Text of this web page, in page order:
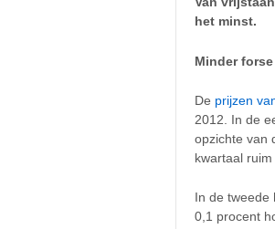
het minst.
Minder
De prijzen
2012. In de
opzichte van
kwartaal
In de tweede
0,1 procent